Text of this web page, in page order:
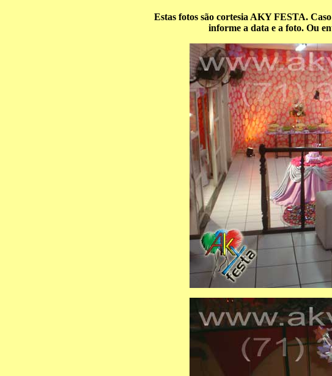
Estas fotos são cortesia AKY FESTA.
informe a data e a foto. Ou